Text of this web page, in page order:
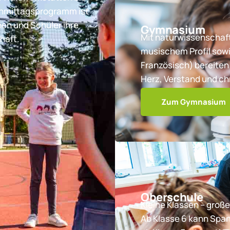
ist
und Schüler ihre
Gymnasium
Mit
musischem Profil
Französisch)
Herz, Verstand und
Zum Gymnasium
Oberschule
Kleine Klassen –
Ab Klasse 6 kann